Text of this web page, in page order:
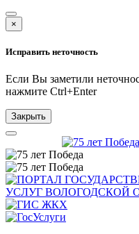
×
Исправить неточность
Если Вы заметили
нажмите Ctrl+Enter
Закрыть